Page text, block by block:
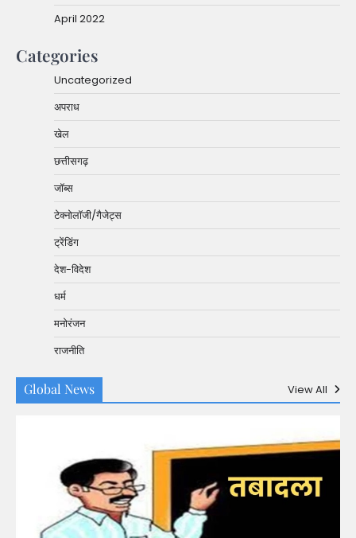
April 2022
Categories
Uncategorized
अपराध
खेल
छत्तीसगढ़
जॉब्स
टेक्नोलॉजी/गैजेट्स
ट्रेंडिंग
देश-विदेश
धर्म
मनोरंजन
राजनीति
Global News View All